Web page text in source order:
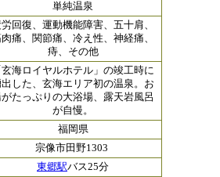
単純温泉
回復、運動機能障害、五十肩、
痛、関節痛、冷え性、神経痛、
痔、その他
玄海ロイヤルホテル」の竣工時に
した、玄海エリア初の温泉。お
たっぷりの大浴場、露天岩風呂
が自慢。
福岡県
宗像市田野1303
東郷駅バス25分